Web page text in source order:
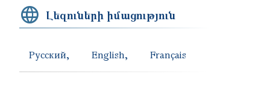
Լեզուների իմացություն
Русский English Français